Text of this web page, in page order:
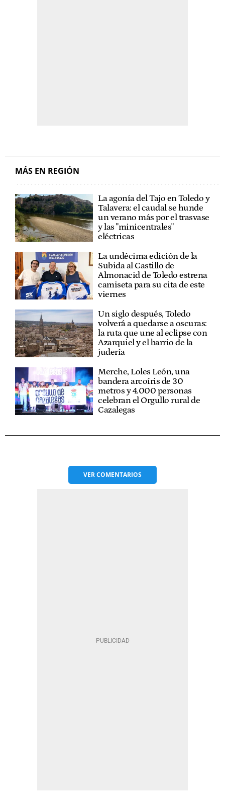
MÁS EN REGIÓN
La agonía del Tajo en Toledo y
Talavera: el caudal se hunde
un verano más por el trasvase
y las "minicentrales"
eléctricas
La undécima edición de la
Subida al Castillo de
Almonacid de Toledo estrena
camiseta para su cita de este
viernes
Un siglo después, Toledo
volverá a quedarse a oscuras:
la ruta que une al eclipse con
Azarquiel y el barrio de la
judería
Merche, Loles León, una
bandera arcoíris de 30
metros y 4.000 personas
celebran el Orgullo rural de
Cazalegas
VERCOMENTARIOS